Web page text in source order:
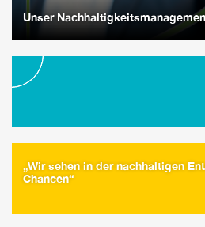
Unser
„Wir sehen in der nachhaltigen
Chancen“